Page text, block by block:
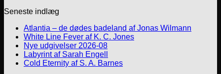
Seneste indlæg
Atlantia – de dødes badeland af Jonas Wilmann
White Line Fever af K. C. Jones
Nye udgivelser 2026-08
Labyrint af Sarah Engell
Cold Eternity af S. A. Barnes